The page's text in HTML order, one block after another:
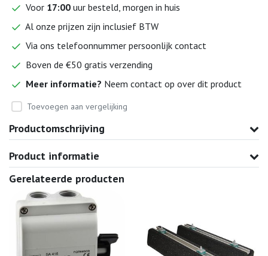
Voor 17:00 uur besteld, morgen in huis
Al onze prijzen zijn inclusief BTW
Via ons telefoonnummer persoonlijk contact
Boven de €50 gratis verzending
Meer informatie? Neem contact op over dit product
Toevoegen aan vergelijking
Productomschrijving
Product informatie
Gerelateerde producten